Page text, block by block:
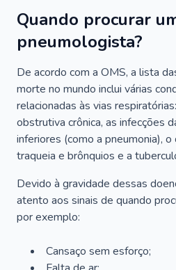
Quando procurar
pneumologista?
De acordo com a OMS, a lista
morte no mundo inclui várias
relacionadas às vias
obstrutiva crônica, as infecções
inferiores (como a pneumonia), o
traqueia e brônquios e a
Devido à gravidade dessas
atento aos sinais de quando
por exemplo:
Cansaço sem esforço;